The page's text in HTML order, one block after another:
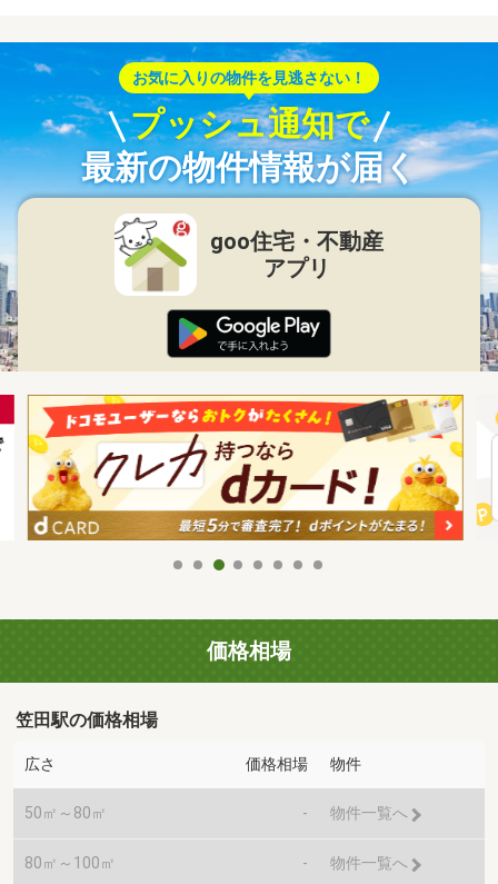
お気に入りの物件を見逃さない！
プッシュ通知で
最新の物件情報が届く
goo住宅・不動産
アプリ
価格相場
笠田駅の価格相場
広さ 価格相場 物件
50㎡～80㎡ - 物件一覧へ
80㎡～100㎡ - 物件一覧へ